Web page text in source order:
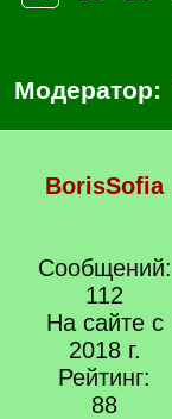
Модератор:
BorisSofia
Сообщений:
112
На сайте с
2018 г.
Рейтинг:
88